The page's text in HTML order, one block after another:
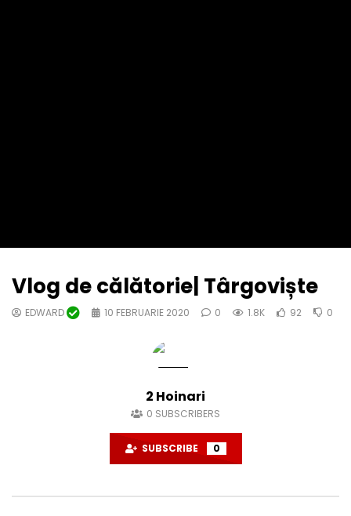
Vlog de călătorie| Târgoviște
EDWARD 10 FEBRUARIE 2020 0 1.8K 92 0
2 Hoinari
0 SUBSCRIBERS
SUBSCRIBE 0